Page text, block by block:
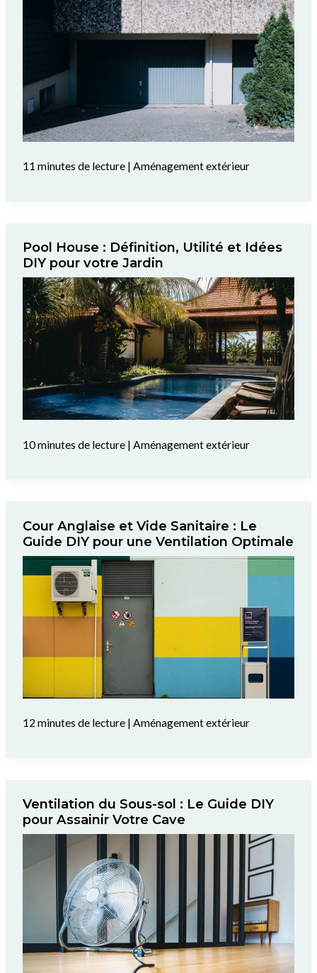
11 minutes de lecture| Aménagement extérieur
Pool House : Définition, Utilité et Idées
DIY pour votre Jardin
10 minutes de lecture| Aménagement extérieur
Cour Anglaise et Vide Sanitaire : Le
Guide DIY pour une Ventilation Optimale
12 minutes de lecture| Aménagement extérieur
Ventilation du Sous-sol : Le Guide DIY
pour Assainir Votre Cave